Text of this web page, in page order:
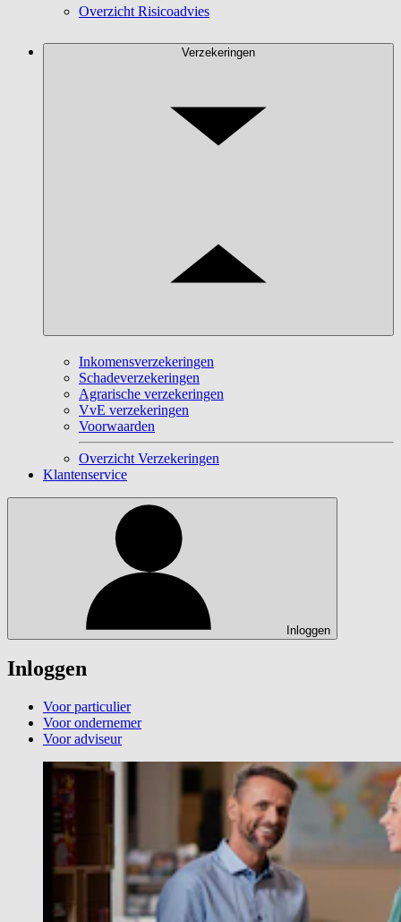
Overzicht Risicoadvies
Verzekeringen
Inkomensverzekeringen
Schadeverzekeringen
Agrarische verzekeringen
VvE verzekeringen
Voorwaarden
Overzicht Verzekeringen
Klantenservice
Inloggen
Inloggen
Voor particulier
Voor ondernemer
Voor adviseur